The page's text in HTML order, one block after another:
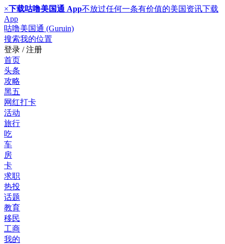
×下载咕噜美国通 App不放过任何一条有价值的美国资讯下载
App
咕噜美国通 (Guruin)
搜索我的位置
登录 / 注册
首页
头条
攻略
黑五
网红打卡
活动
旅行
吃
车
房
卡
求职
热投
话题
教育
移民
工商
我的